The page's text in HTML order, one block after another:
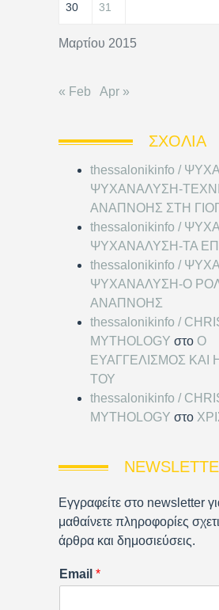
Μαρτίου 2015
30 31
« Feb Apr »
ΣΧΌΛΙΑ
thessalonikinfo /
ΨΥΧΑΝΑΛΥΣΗ-
ΑΝΑΠΝΟΗΣ ΣΤΗ
thessalonikinfo /
ΨΥΧΑΝΑΛΥΣΗ-ΤΑ
thessalonikinfo /
ΨΥΧΑΝΑΛΥΣΗ-Ο
ΑΝΑΠΝΟΗΣ
thessalonikinfo /
MYTHOLOGY στο Ο
ΕΥΑΓΓΕΛΙΣΜΟΣ ΚΑΙ
ΤΟΥ
thessalonikinfo /
MYTHOLOGY στο
Εγγραφείτε στο newsletter
μαθαίνετε πληροφορίες
άρθρα και δημοσιεύσεις.
Email *